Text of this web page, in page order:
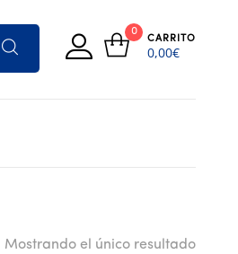
0
CARRITO
0,00€
Mostrando el único resultado